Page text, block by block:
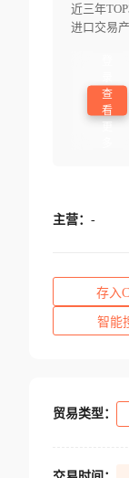
近三年
进口交易
查
看
主营： -
存入
智能
贸易类型：